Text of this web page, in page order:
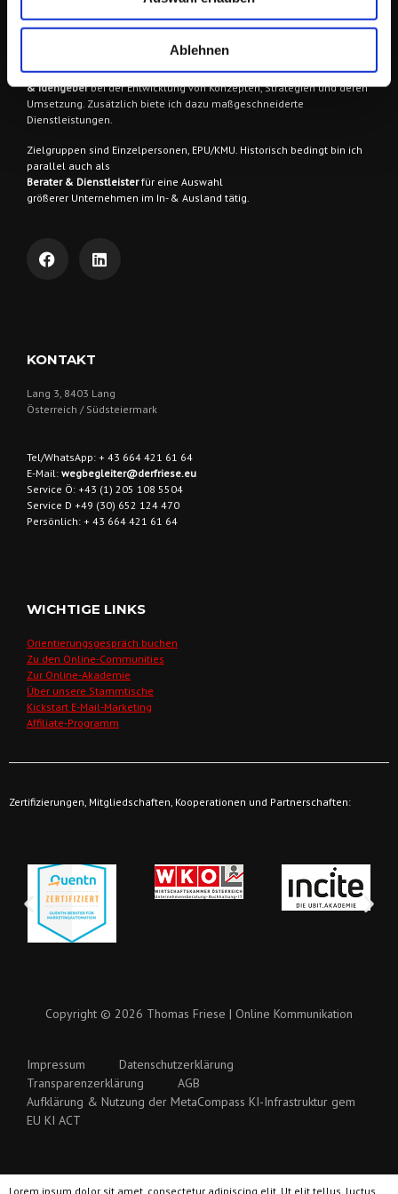
Ablehnen
EINFACH.DERFRIESE
Ich berate & begleite meine AuftraggeberInnen
der Online Kommunikation und im Online-Marketing alsWegbegleiter
& Idengeberbei der Entwicklung von Konzepten, Strategien und deren
Umsetzung. Zusätzlich biete ich dazu maßgeschneiderte
Dienstleistungen.
Zielgruppen sind Einzelpersonen, EPU/KMU. Historisch bedingt bin ich
parallel auch als
Berater & Dienstleisterfür eine Auswahl
größerer Unternehmen im In- & Ausland tätig.
KONTAKT
Lang 3, 8403 Lang
Österreich / Südsteiermark
Tel/WhatsApp: + 43 664 421 61 64
E-Mail: wegbegleiter@derfriese.eu
Service Ö: +43 (1) 205 108 5504
Service D +49 (30) 652 124 470
Persönlich: + 43 664 421 61 64
WICHTIGE LINKS
Orientierungsgespräch buchen
Zu den Online-Communities
Zur Online-Akademie
Über unsere Stammtische
Kickstart E-Mail-Marketing
Affiliate-Programm
Zertifizierungen, Mitgliedschaften, Kooperationen und Partnerschaften:
Copyright © 2026 Thomas Friese | Online Kommunikation
Impressum
Datenschutzerklärung
Transparenzerklärung
AGB
Aufklärung & Nutzung der MetaCompass KI-Infrastruktur gem
EU KI ACT
Lorem ipsum dolor sit amet, consectetur adipiscing elit. Ut elit tellus, luctus